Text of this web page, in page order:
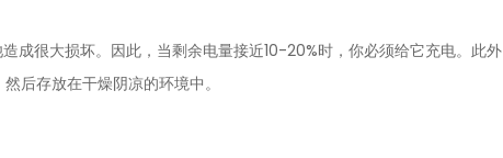
成很大损坏。因此，当剩余电量接近10-20%时，你必须给它充电。此
后存放在干燥阴凉的环境中。